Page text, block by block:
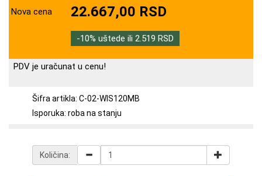
Nova cena 22.667,00 RSD
-10% uštede ili 2.519 RSD
PDV je uračunat u cenu!
Šifra artikla: C-02-WIS120MB
Isporuka: roba na stanju
Količina: